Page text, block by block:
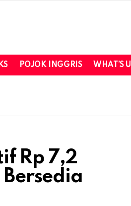
POJOK INGGRIS WHAT’S
Rp 7,2